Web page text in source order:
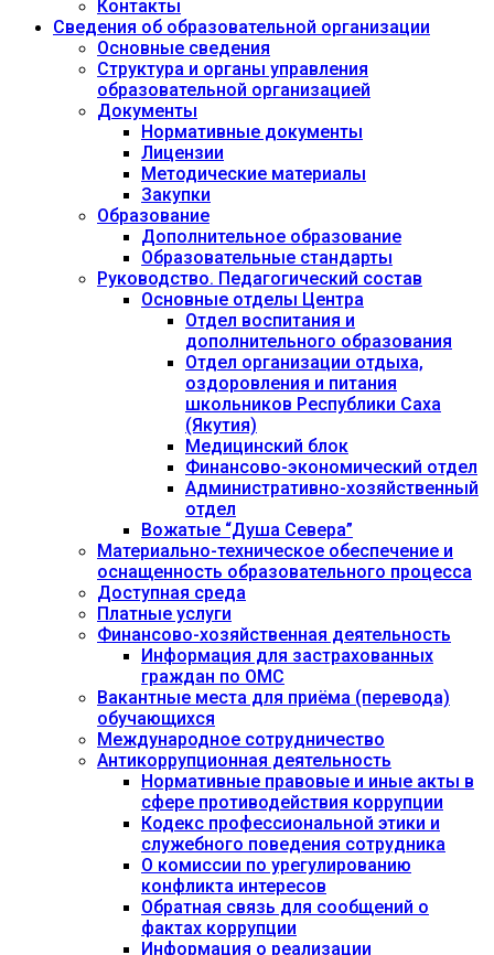
Контакты
Сведения об образовательной организации
Основные сведения
Структура и органы управления
образовательной организацией
Документы
Нормативные документы
Лицензии
Методические материалы
Закупки
Образование
Дополнительное образование
Образовательные стандарты
Руководство. Педагогический состав
Основные отделы Центра
Отдел воспитания и
дополнительного образования
Отдел организации отдыха,
оздоровления и питания
школьников Республики Саха
(Якутия)
Медицинский блок
Финансово-экономический отдел
Административно-хозяйственный
отдел
Вожатые “Душа Севера”
Материально-техническое обеспечение и
оснащенность образовательного процесса
Доступная среда
Платные услуги
Финансово-хозяйственная деятельность
Информация для застрахованных
граждан по ОМС
Вакантные места для приёма (перевода)
обучающихся
Международное сотрудничество
Антикоррупционная деятельность
Нормативные правовые и иные акты в
сфере противодействия коррупции
Кодекс профессиональной этики и
служебного поведения сотрудника
О комиссии по урегулированию
конфликта интересов
Обратная связь для сообщений о
фактах коррупции
Информация о реализации